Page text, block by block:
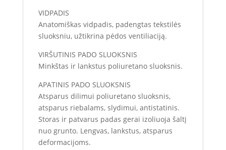
VIDPADIS
Anatomiškas vidpadis, padengtas tekstilės
sluoksniu, užtikrina pėdos ventiliaciją.
VIRŠUTINIS PADO SLUOKSNIS
Minkštas ir lankstus poliuretano sluoksnis.
APATINIS PADO SLUOKSNIS
Atsparus dilimui poliuretano sluoksnis,
atsparus riebalams, slydimui, antistatinis.
Storas ir patvarus padas gerai izoliuoja šaltį
nuo grunto. Lengvas, lankstus, atsparus
deformacijoms.